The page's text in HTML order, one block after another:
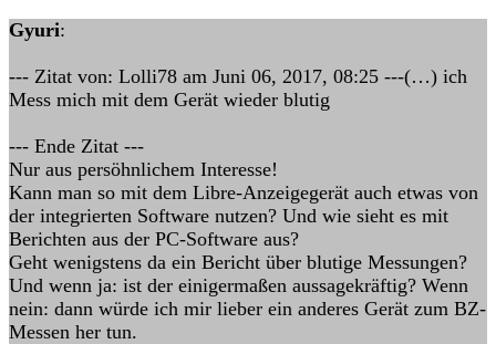
Gyuri:
--- Zitat von: Lolli78 am Juni 06, 2017, 08:25 ---(…) ich
Mess mich mit dem Gerät wieder blutig
--- Ende Zitat ---
Nur aus persöhnlichem Interesse!
Kann man so mit dem Libre-Anzeigegerät auch etwas von
der integrierten Software nutzen? Und wie sieht es mit
Berichten aus der PC-Software aus?
Geht wenigstens da ein Bericht über blutige Messungen?
Und wenn ja: ist der einigermaßen aussagekräftig? Wenn
nein: dann würde ich mir lieber ein anderes Gerät zum BZ-
Messen her tun.